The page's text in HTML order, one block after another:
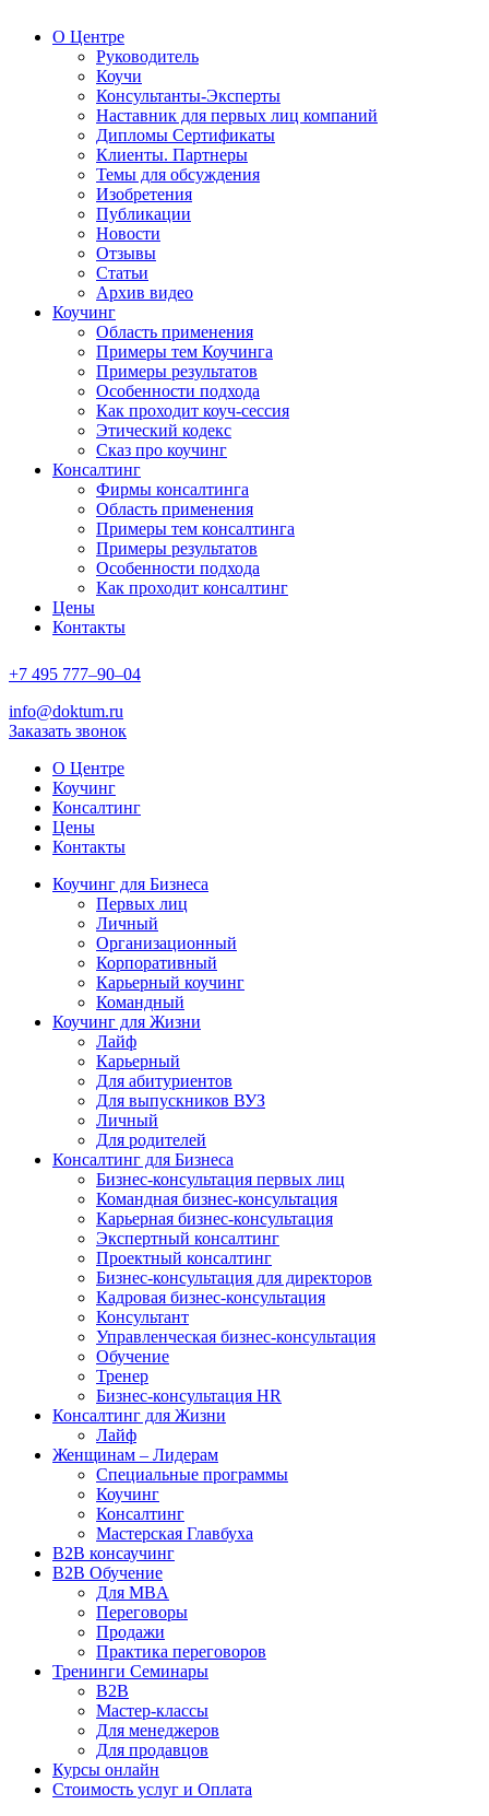
О Центре
Руководитель
Коучи
Консультанты-Эксперты
Наставник для первых лиц компаний
Дипломы Сертификаты
Клиенты. Партнеры
Темы для обсуждения
Изобретения
Публикации
Новости
Отзывы
Статьи
Архив видео
Коучинг
Область применения
Примеры тем Коучинга
Примеры результатов
Особенности подхода
Как проходит коуч-сессия
Этический кодекс
Сказ про коучинг
Консалтинг
Фирмы консалтинга
Область применения
Примеры тем консалтинга
Примеры результатов
Особенности подхода
Как проходит консалтинг
Цены
Контакты
+7 495 777–90–04
info@doktum.ru
Заказать звонок
О Центре
Коучинг
Консалтинг
Цены
Контакты
Коучинг для Бизнеса
Первых лиц
Личный
Организационный
Корпоративный
Карьерный коучинг
Командный
Коучинг для Жизни
Лайф
Карьерный
Для абитуриентов
Для выпускников ВУЗ
Личный
Для родителей
Консалтинг для Бизнеса
Бизнес-консультация первых лиц
Командная бизнес-консультация
Карьерная бизнес-консультация
Экспертный консалтинг
Проектный консалтинг
Бизнес-консультация для директоров
Кадровая бизнес-консультация
Консультант
Управленческая бизнес-консультация
Обучение
Тренер
Бизнес-консультация HR
Консалтинг для Жизни
Лайф
Женщинам – Лидерам
Специальные программы
Коучинг
Консалтинг
Мастерская Главбуха
B2B консаучинг
B2B Обучение
Для MBA
Переговоры
Продажи
Практика переговоров
Тренинги Семинары
B2B
Мастер-классы
Для менеджеров
Для продавцов
Курсы онлайн
Стоимость услуг и Оплата